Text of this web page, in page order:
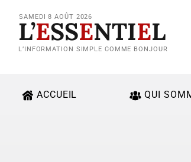
SAMEDI 8 AOÛT 2026
L’ESSENTIEL
L’INFORMATION SIMPLE COMME BONJOUR
ACCUEIL QUI